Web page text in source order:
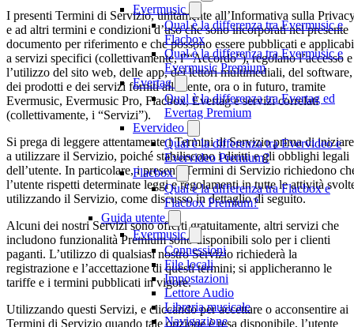
Evermusic
Qual è la differenza tra Evermusic e
Flacbox
Qual è la differenza tra Evermusic e
Evermusic Premium
Evertag
Qual è la differenza tra Evertag ed
Evertag Premium
Evervideo
Qual è la differenza tra Evervideo e
Evervideo Premium?
Flacbox
Qual è la differenza tra Flacbox e
Flacbox Premium?
Guida utente
Evermusic
Connessioni
File locali
Impostazioni
Lettore Audio
Libreria musicale
Navigazione
I presenti Termini di Servizio, unitamente all’Informativa sulla
e ad altri termini e condizioni d’uso che sono incorporati nel presente
documento per riferimento e che possono essere pubblicati e
a servizi specifici (collettivamente, l’“Accordo”), regolano l’accesso e
l’utilizzo del sito web, delle app, dei lettori multimediali, del software,
dei prodotti e dei servizi forniti all’utente, ora o in futuro, tramite
Evermusic, Evermusic Pro, Flacbox, Evertag e servizi correlati
(collettivamente, i “Servizi”).
Si prega di leggere attentamente i Termini di Servizio prima di iniziare
a utilizzare il Servizio, poiché stabiliscono i diritti e gli obblighi legali
dell’utente. In particolare, i presenti Termini di Servizio richiedono
l’utente rispetti determinate leggi e regolamenti in tutte le attività
utilizzando il Servizio, come discusso in dettaglio di seguito.
Alcuni dei nostri Servizi sono offerti gratuitamente, altri servizi che
includono funzionalità Premium sono disponibili solo per i clienti
paganti. L’utilizzo di qualsiasi nostro Servizio richiederà la
registrazione e l’accettazione di questi termini; si applicheranno le
tariffe e i termini pubblicati in vigore.
Utilizzando questi Servizi, e cliccando per accettare o acconsentire ai
Termini di Servizio quando tale opzione è resa disponibile, l’utente